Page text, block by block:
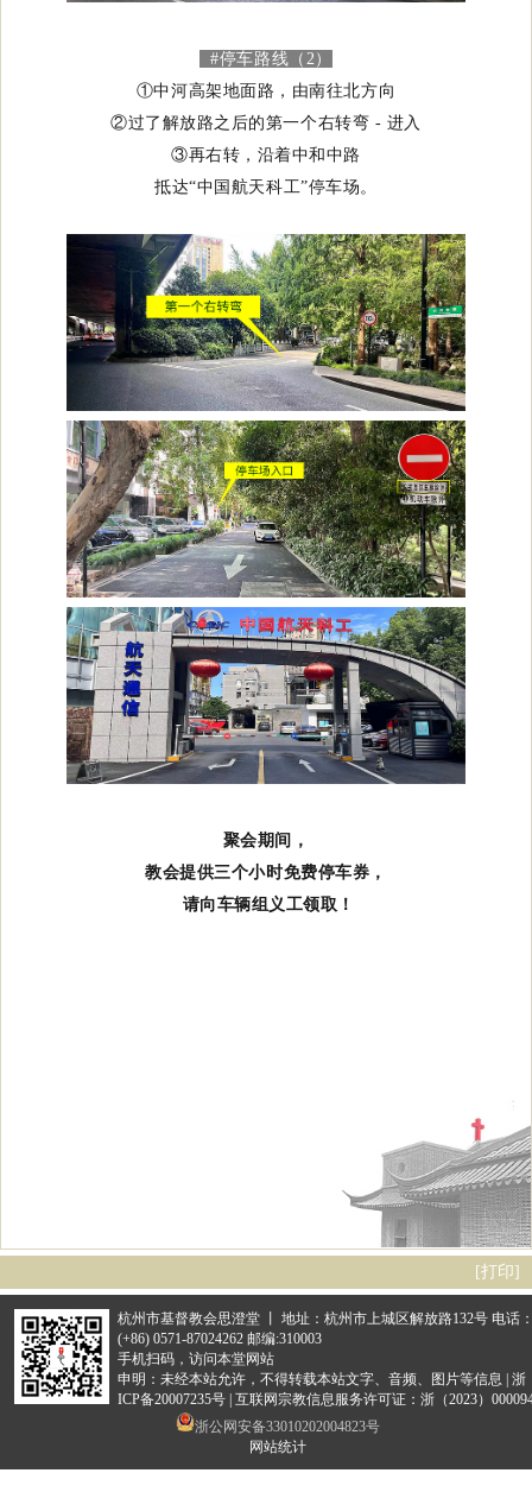
#停车路线（2）
①中河高架地面路，由南往北方向
②过了解放路之后的第一个右转弯 - 进入
③再右转，沿着中和中路
抵达“中国航天科工”停车场。
聚会期间，
教会提供三个小时免费停车券，
请向车辆组义工领取！
[打印]
杭州市基督教会思澄堂 丨 地址：杭州市上城区解放路132号 电话
(+86) 0571-87024262 邮编:310003
手机扫码，访问本堂网站
申明：未经本站允许，不得转载本站文字、音频、图片等信息 | 浙
ICP备20007235号 互联网宗教信息服务许可证：浙（2023）
浙公网安备33010202004823号
网站统计